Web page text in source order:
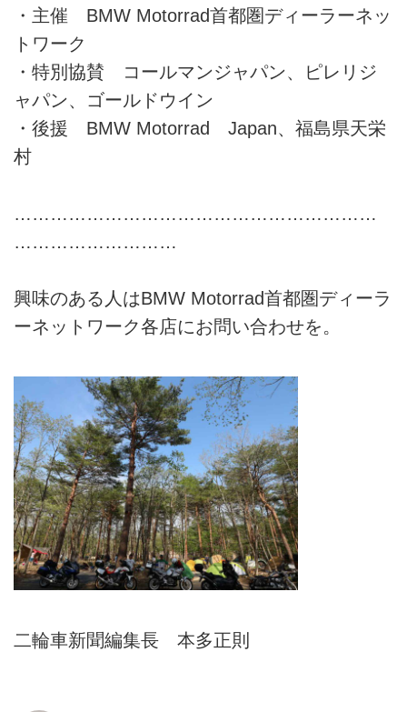
・主催 BMW Motorrad首都圏ディーラーネッ
トワーク
・特別協賛 コールマンジャパン、ピレリジ
ャパン、ゴールドウイン
・後援 BMW Motorrad Japan、福島県天栄
村
……………………………………………………
………………………
興味のある人はBMW Motorrad首都圏ディーラ
ーネットワーク各店にお問い合わせを。
二輪車新聞編集長 本多正則